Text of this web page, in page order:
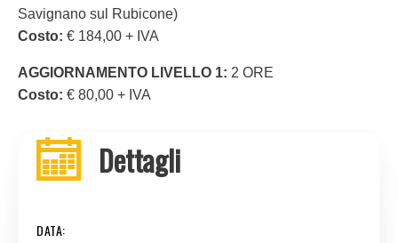
Savignano sul Rubicone)
Costo: € 184,00 + IVA
AGGIORNAMENTO LIVELLO 1: 2 ORE
Costo: € 80,00 + IVA
Dettagli
DATA: